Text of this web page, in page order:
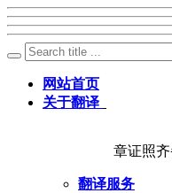
网站首页
关于翻译
章证照
翻译服务